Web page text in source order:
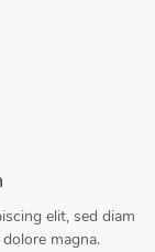
elit, sed diam
magna.